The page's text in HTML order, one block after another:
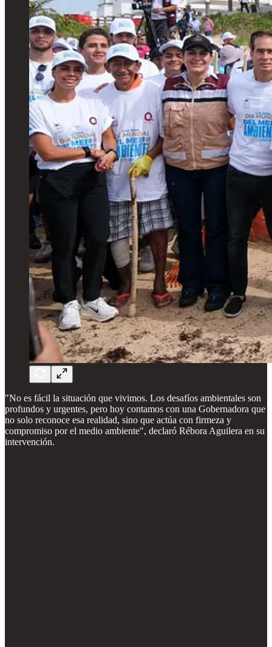
"No es fácil la situación que vivimos. Los desafíos ambientales son
profundos y urgentes, pero hoy contamos con una Gobernadora que
no solo reconoce esa realidad, sino que actúa con firmeza y
compromiso por el medio ambiente", declaró Rébora Aguilera en su
intervención.